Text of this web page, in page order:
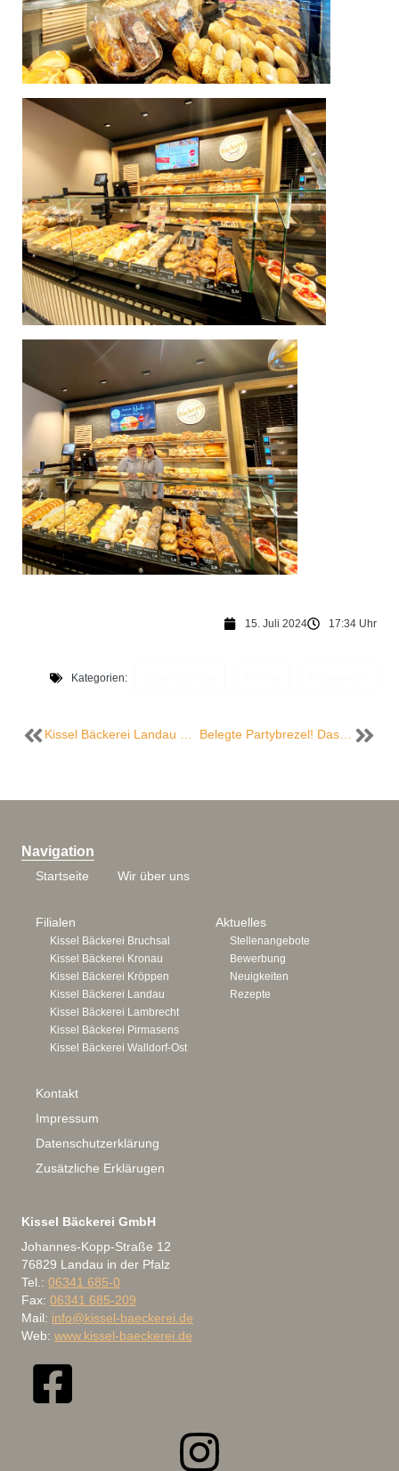
15. Juli 2024 17:34 Uhr
Kategorien:
Kissel Bäckerei Landau – Unsere Öffnungszeit Pfingstmontag! Belegte Partybrezel! Das Team der Kissel Bäckerei zaubert Ihnen den Party-Snack.
Navigation
Startseite Wir über uns
Filialen
Kissel Bäckerei Bruchsal
Kissel Bäckerei Kronau
Kissel Bäckerei Kröppen
Kissel Bäckerei Landau
Kissel Bäckerei Lambrecht
Kissel Bäckerei Pirmasens
Kissel Bäckerei Walldorf-Ost
Aktuelles
Stellenangebote
Bewerbung
Neuigkeiten
Rezepte
Kontakt
Impressum
Datenschutzerklärung
Zusätzliche Erklärugen
Kissel Bäckerei GmbH
Johannes-Kopp-Straße 12
76829 Landau in der Pfalz
Tel.: 06341 685-0
Fax: 06341 685-209
Mail: info@kissel-baeckerei.de
Web: www.kissel-baeckerei.de